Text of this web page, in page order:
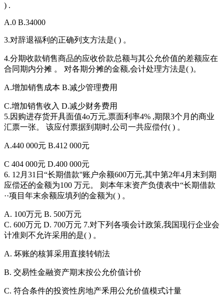
) .
A.0 B.34000
3.对辞退福利的正确列支方法是( ) 。
4.分期收款销售商品的应收价款总额与其公允价值的差额应在
合同期内分摊 。 对各期分摊的金额,会计处理方法是( )。
A.增加销售成本 B.减少管理费用
C.增加销售收入 D.减少财务费用
5.因购进存货开具面值4o万元,票面利率4% ,期限3个月的商业
汇票一张。 该应付票据到期时,公司一共应偿付( ) 。
A.440 000元 B.412 000元
C 404 000元 D.400 000元
6. 12月31日“长期借款''账户余额600万元,其中第2年4月末到期
应偿还的金额为100 万元。 则本年末资产负债表中“长期借款
··项目年末余额应填列的金额为( ) 。
A. 100万元 B. 500万元
C. 600万元 D. 700万元 7.对下列各项会计政策,我国现行企业会
计准则不允许采用的是( ) 。
A. 坏账的核算采用直接转销法
B. 交易性金融资产期末按公允价值计价
C. 符合条件的投资性房地产釆用公允价值模式计量